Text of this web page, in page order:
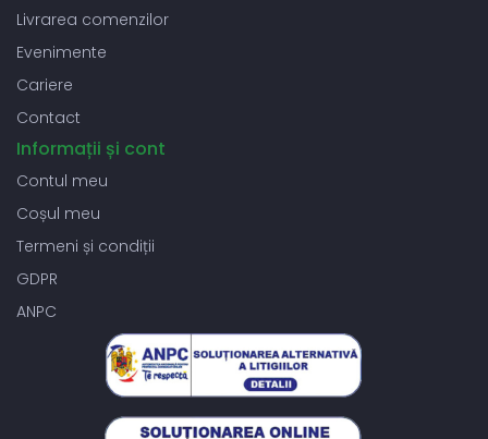
Livrarea comenzilor
Evenimente
Cariere
Contact
Informații și cont
Contul meu
Coșul meu
Termeni și condiții
GDPR
ANPC